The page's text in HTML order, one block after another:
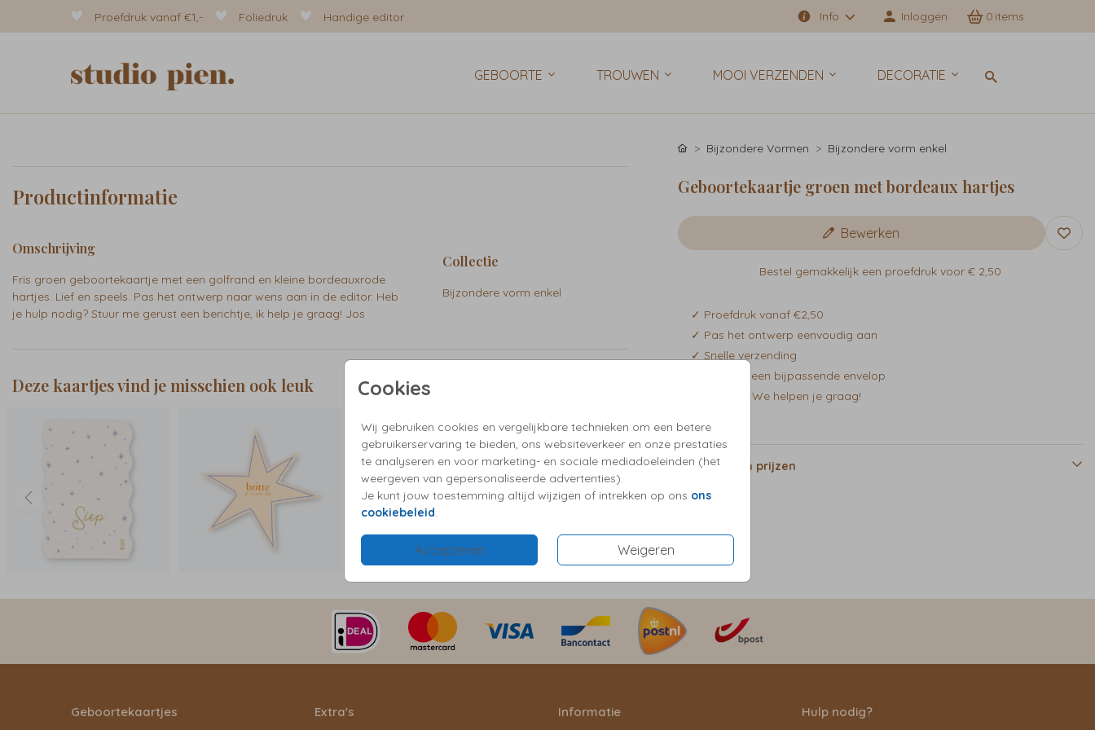
Proefdruk vanaf €1,- Foliedruk Handige editor Info Inloggen 0
GEBOORTE TROUWEN MOOI VERZENDEN DECORATIE
Cookies
Wij gebruiken cookies en vergelijkbare technieken om een betere
gebruikerservaring te bieden, ons websiteverkeer en onze prestaties
te analyseren en voor marketing- en sociale mediadoeleinden (het
weergeven van gepersonaliseerde advertenties).
Je kunt jouw toestemming altijd wijzigen of intrekken op ons ons
cookiebeleid
Accepteren Weigeren
Productinformatie
Omschrijving
Fris groen geboortekaartje met een golfrand en kleine bordeauxrode
hartjes. Lief en speels. Pas het ontwerp naar wens aan in de editor. Heb
je hulp nodig? Stuur me gerust een berichtje, ik help je graag! Jos
Collectie
Bijzondere vorm enkel
Deze kaartjes vind je misschien ook leuk
Bijzondere Vormen Bijzondere vorm enkel
Geboortekaartje groen met bordeaux hartjes
Bewerken
Bestel gemakkelijk een proefdruk voor € 2,50
✓ Proefdruk vanaf €2,50
✓ Pas het ontwerp eenvoudig aan
✓ Snelle verzending
✓ Kies zelf een bijpassende envelop
✓ Vragen? We helpen je graag!
Formaten en prijzen
Geboortekaartjes Extra's Informatie Hulp nodig?